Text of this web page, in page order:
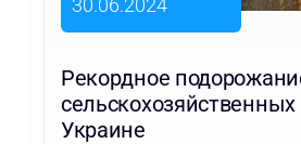
30.06.2024
Рекордное
Украине